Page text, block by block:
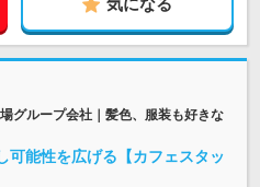
気になる
グループ会社｜髪色、服装も好きな
可能性を広げる【カフェスタッ